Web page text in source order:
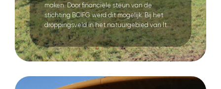
maken. Door financiële steun van de
stichting BCIFG werd dit mogelijk. Bij het
droppingsveld in het natuurgebied van It...